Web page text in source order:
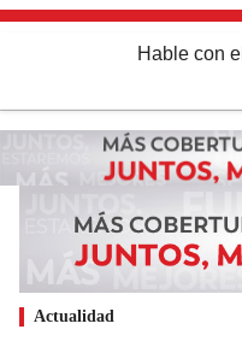
Hable con el
Actualidad